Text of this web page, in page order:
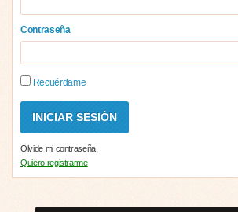
Contraseña
Recuérdame
Olvide mi contraseña
Quiero registrarme